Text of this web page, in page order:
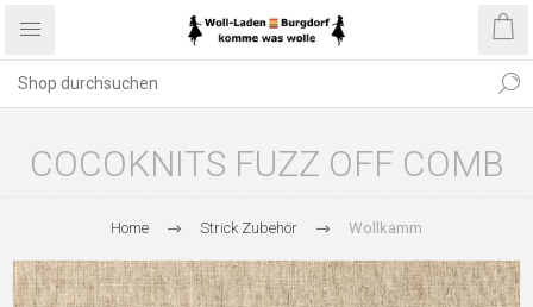
COCOKNITS FUZZ OFF COMB
Home Strick Zubehör Wollkamm